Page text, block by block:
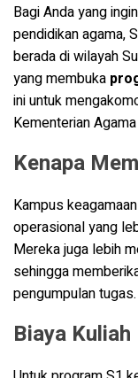
Bagi Anda yang
pendidikan agama,
berada di wilayah
yang membuka
ini untuk
Kementerian
Kenapa
Kampus
operasional yang
Mereka juga lebih
sehingga
pengumpulan tugas.
Biaya Kuliah